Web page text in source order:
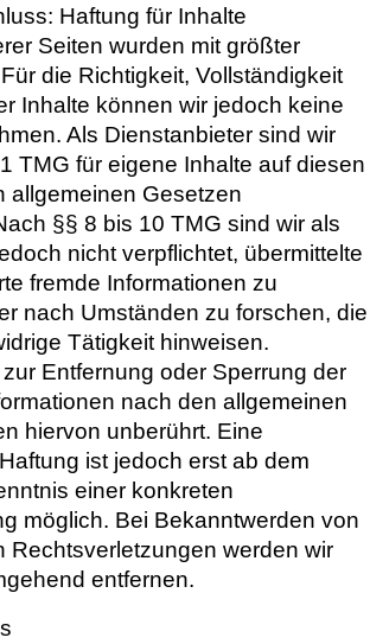
Haftung für Inhalte
Seiten wurden mit größter
die Richtigkeit, Vollständigkeit
Inhalte können wir jedoch keine
Als Dienstanbieter sind wir
TMG für eigene Inhalte auf diesen
allgemeinen Gesetzen
§§ 8 bis 10 TMG sind wir als
nicht verpflichtet, übermittelte
fremde Informationen zu
nach Umständen zu forschen, die
Tätigkeit hinweisen.
Entfernung oder Sperrung der
nach den allgemeinen
hiervon unberührt. Eine
ist jedoch erst ab dem
einer konkreten
möglich. Bei Bekanntwerden von
Rechtsverletzungen werden wir
entfernen.